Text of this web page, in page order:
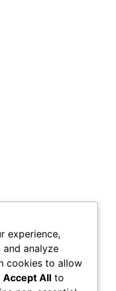
experience,
analyze
cookies to allow
Accept All to